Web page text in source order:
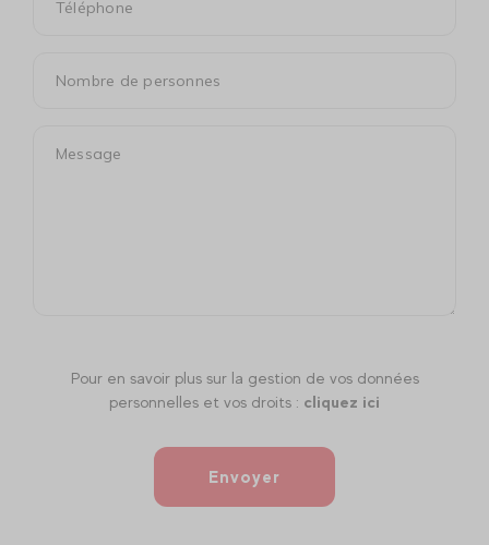
Pour en savoir plus sur la gestion de vos données
personnelles et vos droits : cliquez ici
Envoyer